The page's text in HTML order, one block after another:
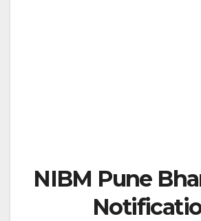
NIBM Pune